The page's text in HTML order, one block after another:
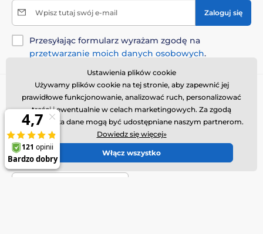
Wpisz tutaj swój e-mail Zaloguj się
Przesyłając formularz wyrażam zgodę na
przetwarzanie moich danych osobowych.
Potrzebujesz porady
Obsługa klienta jest dostępna
+48 443 444 443
info@obroza-elektryczna.pl
Gdzie nas znaleźć
Ustawienia plików cookie
Używamy plików cookie na tej stronie, aby zapewnić jej
prawidłowe funkcjonowanie, analizować ruch, personalizować
treści i ewentualnie w celach marketingowych. Za zgodą
użytkownika dane mogą być udostępniane naszym partnerom.
Dowiedz się więcej»
Włącz wszystko